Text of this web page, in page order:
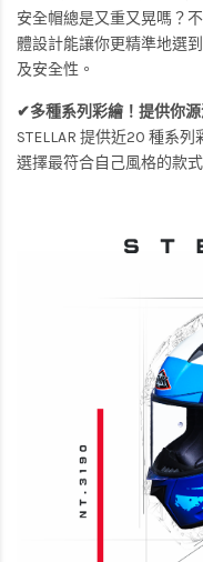
安全帽總是又重又晃嗎？
體設計能讓你更精準地選
及安全性。
✔多種系列彩繪！提供你源
STELLAR 提供近20 種系
選擇最符合自己風格的款式